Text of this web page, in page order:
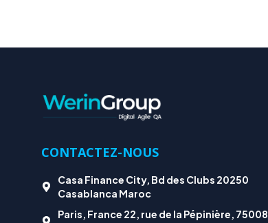
CONTACTEZ-NOUS
Casa Finance City, Bd des Clubs 20250
Casablanca Maroc
Paris, France 22, rue de la Pépinière, 75008